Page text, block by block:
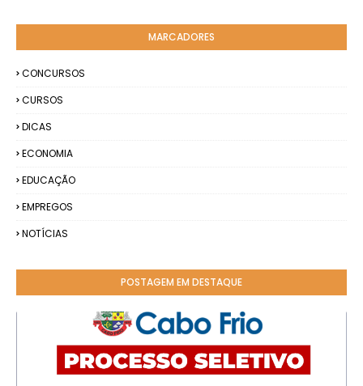
MARCADORES
CONCURSOS
CURSOS
DICAS
ECONOMIA
EDUCAÇÃO
EMPREGOS
NOTÍCIAS
POSTAGEM EM DESTAQUE